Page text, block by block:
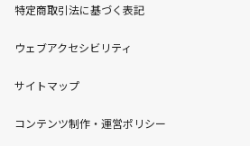
特定商取引法に基づく表記
ウェブアクセシビリティ
サイトマップ
コンテンツ制作・運営ポリシー